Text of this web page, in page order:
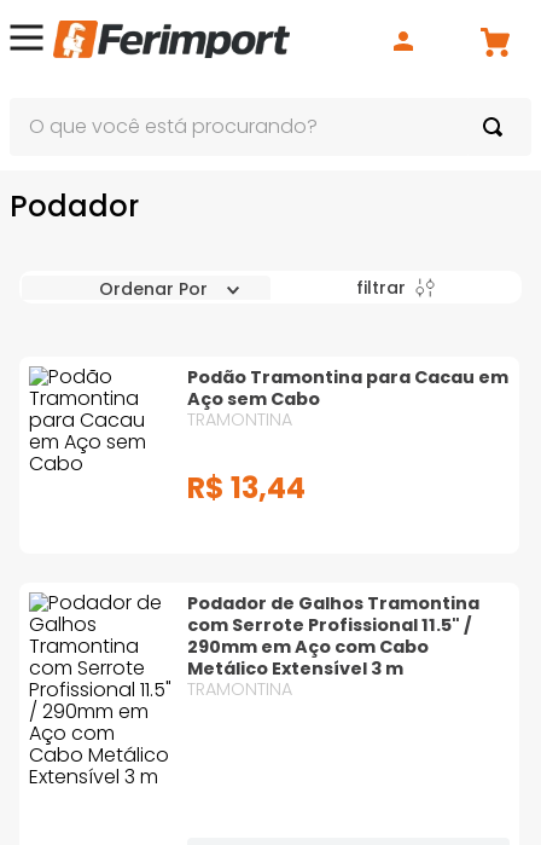
Podador
Ordenar Por filtrar
Podão Tramontina para Cacau em
Aço sem Cabo
TRAMONTINA
R$ 13,44
Podador de Galhos Tramontina
com Serrote Profissional 11.5" /
290mm em Aço com Cabo
Metálico Extensível 3 m
TRAMONTINA